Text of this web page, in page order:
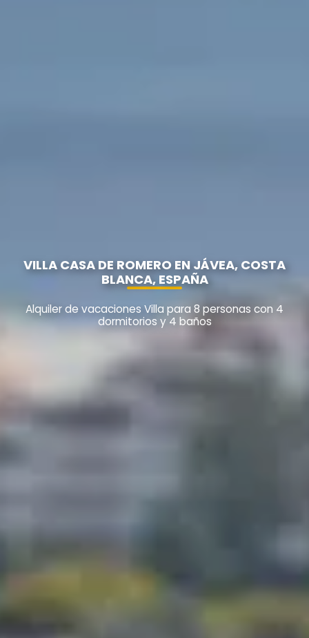
VILLA CASA DE ROMERO EN JÁVEA, COSTA
BLANCA, ESPAÑA
Alquiler de vacaciones Villa para 8 personas con 4
dormitorios y 4 baños